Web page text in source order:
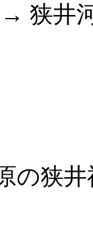
狭井河
の狭